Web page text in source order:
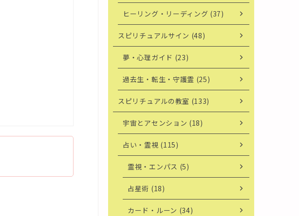
ヒーリング・リーディング (37)
スピリチュアルサイン (48)
夢・心理ガイド (23)
過去生・転生・守護霊 (25)
スピリチュアルの教室 (133)
宇宙とアセンション (18)
占い・霊視 (115)
霊視・エンパス (5)
占星術 (18)
カード・ルーン (34)